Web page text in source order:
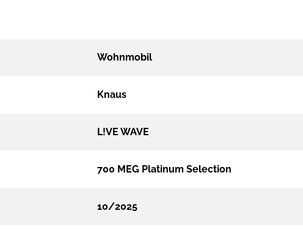
Wohnmobil
Knaus
L!VE WAVE
700 MEG Platinum Selection
10/2025